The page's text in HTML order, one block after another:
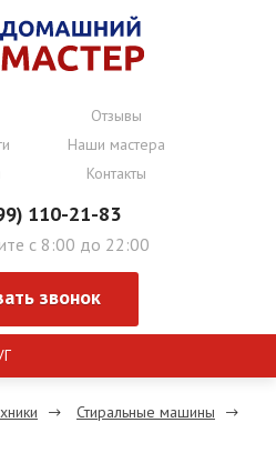
Отзывы
Наши мастера
Контакты
110-21-83
с 8:00 до 22:00
звонок
Стиральные машины